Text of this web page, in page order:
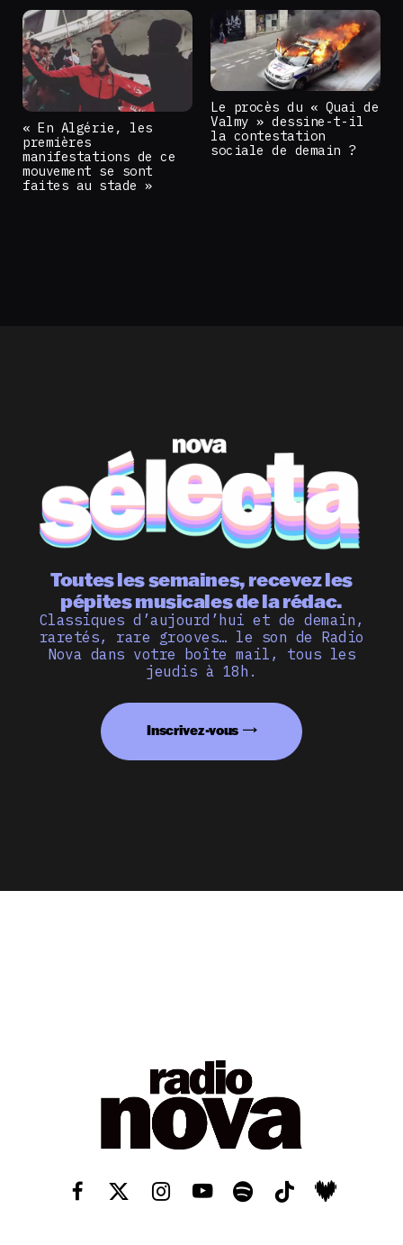
« En Algérie, les
premières
manifestations de ce
mouvement se sont
faites au stade »
Le procès du « Quai de
Valmy » dessine-t-il
la contestation
sociale de demain ?
Toutes les semaines, recevez les
pépites musicales de la rédac.
Classiques d’aujourd’hui et de demain,
raretés, rare grooves… le son de Radio
Nova dans votre boîte mail, tous les
jeudis à 18h.
Inscrivez-vous